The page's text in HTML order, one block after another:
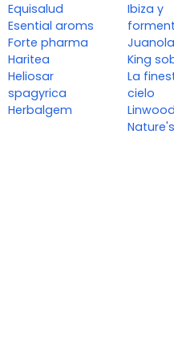
Equisalud
Esential aroms
Forte pharma
Haritea
Heliosar
spagyrica
Herbalgem
Ibiza y
Juanola
King
La
cielo